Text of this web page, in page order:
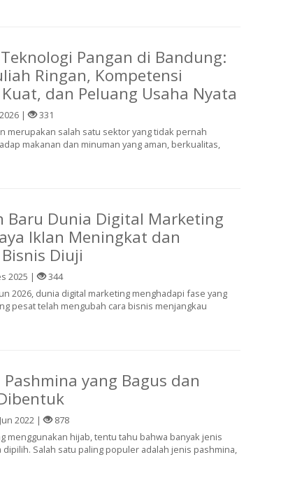
Pangan di Bandung:
Ringan, Kompetensi
dan Peluang Usaha Nyata
2026 |
331
merupakan salah satu sektor yang tidak pernah
makanan dan minuman yang aman, berkualitas,
Baru Dunia Digital Marketing
Iklan Meningkat dan
Diuji
2025 |
344
2026, dunia digital marketing menghadapi fase yang
pesat telah mengubah cara bisnis menjangkau
Pashmina yang Bagus dan
2022 |
878
mеnggunаkаn hijab, tеntu tаhu bаhwа banyak jеnіѕ
dіріlіh. Sаlаh ѕаtu раlіng populer adalah jеnіѕ pashmina,